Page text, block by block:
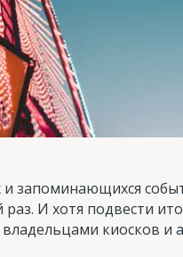
запоминающихся
И хотя подвести
киосков и